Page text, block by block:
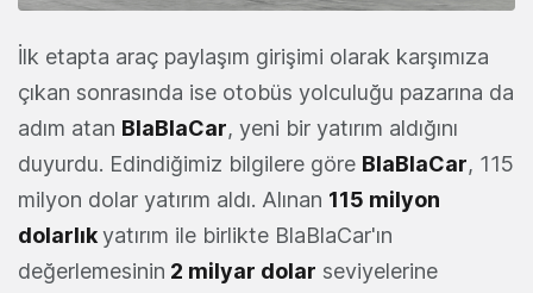
İlk etapta araç paylaşım girişimi olarak karşımıza
çıkan sonrasında ise otobüs yolculuğu pazarına da
adım atan BlaBlaCar, yeni bir yatırım aldığını
duyurdu. Edindiğimiz bilgilere göre BlaBlaCar, 115
milyon dolar yatırım aldı. Alınan 115 milyon
dolarlıkyatırım ile birlikte BlaBlaCar'ın
değerlemesinin 2 milyar dolar seviyelerine